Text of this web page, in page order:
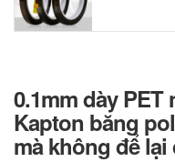
0.1mm dày
Kapton băng
mà không để